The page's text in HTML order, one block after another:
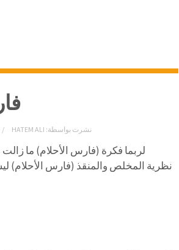
نشرت بواسطة: HATEM ALI
لربما فكرة (فارس الأحلام) ما
نظرية المخلص والمنقذ (فارس